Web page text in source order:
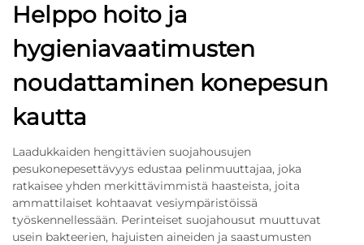
Helppo hoito ja
hygieniavaatimusten
noudattaminen konepesun
kautta
Laadukkaiden hengittävien suojahousujen
pesukonepesettävyys edustaa pelinmuuttajaa, joka
ratkaisee yhden merkittävimmistä haasteista, joita
ammattilaiset kohtaavat vesiympäristöissä
työskennellessään. Perinteiset suojahousut muuttuvat
usein bakteerien, hajuisten aineiden ja saastumusten